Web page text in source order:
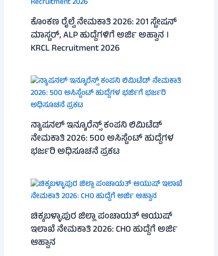
ಕೊಂಕಣ ರೈಲ್ವೆ ನೇಮಕಾತಿ 2026: 201 ಸ್ಟೇಷನ್
ಮಾಸ್ಟರ್, ALP ಹುದ್ದೆಗಳಿಗೆ ಅರ್ಜಿ ಅಹ್ವಾನ ।
KRCL Recruitment 2026
ನ್ಯಾಷನಲ್ ಇನ್ಶೂರೆನ್ಸ್ ಕಂಪನಿ ಲಿಮಿಟೆಡ್
ನೇಮಕಾತಿ 2026: 500 ಅಸಿಸ್ಟೆಂಟ್ ಹುದ್ದೆಗಳ
ಭರ್ಜರಿ ಅಧಿಸೂಚನೆ ಪ್ರಕಟ
ಚಿಕ್ಕಬಳ್ಳಾಪುರ ಜಿಲ್ಲಾ ಪಂಚಾಯತ್ ಆಯುಷ್
ಇಲಾಖೆ ನೇಮಕಾತಿ 2026: CHO ಹುದ್ದೆಗೆ ಅರ್ಜಿ
ಆಹ್ವಾನ